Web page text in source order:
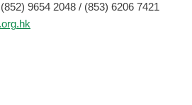
9654 2048 / (853) 6206 7421